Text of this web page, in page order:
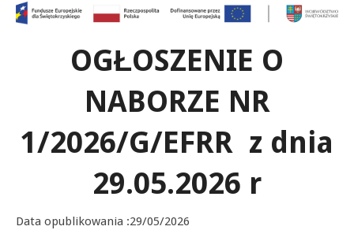
OGŁOSZENIE O
NABORZE NR
1/2026/G/EFRR z dnia
29.05.2026 r
Data opublikowania :29/05/2026